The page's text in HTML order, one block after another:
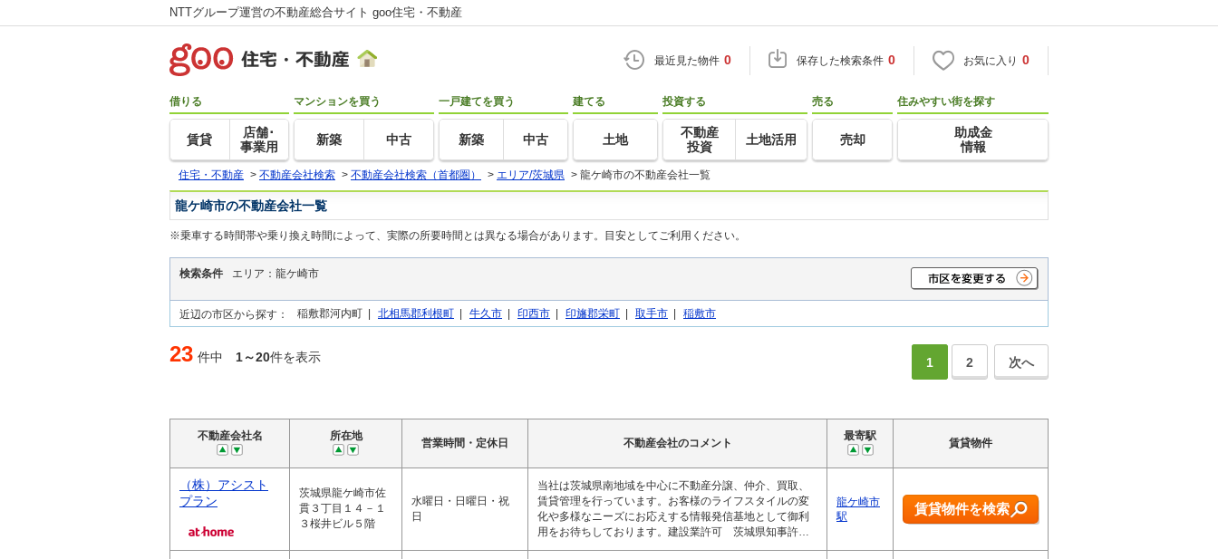
NTTグループ運営の不動産総合サイト goo住宅・不動産
最近見た物件 0 保存した検索条件 0 お気に入り 0
借りる
賃貸
店舗･
事業用
マンションを買う
新築 中古
一戸建てを買う
新築 中古
建てる
土地
投資する
不動産
投資
土地活用
売る
売却
住みやすい街を探す
助成金
情報
住宅・不動産 > 不動産会社検索 > 不動産会社検索（首都圏） > エリア/茨城県 > 龍ケ崎市の不動産会社一覧
龍ケ崎市の不動産会社一覧
※乗車する時間帯や乗り換え時間によって、実際の所要時間とは異なる場合があります。目安としてご利用ください。
検索条件 エリア：龍ケ崎市
近辺の市区から探す： 稲敷郡河内町 | 北相馬郡利根町 | 牛久市 | 印西市 | 印旛郡栄町 | 取手市 | 稲敷市
23 件中 1～20件を表示 1 2 次へ
不動産会社名 所在地
営業時間・定休日 不動産会社のコメント
最寄駅
賃貸物件
（株）アシスト
プラン
茨城県龍ケ崎市佐
貫３丁目１４－１
３桜井ビル５階
水曜日・日曜日・祝
日
当社は茨城県南地域を中心に不動産分譲、仲介、買取、
賃貸管理を行っています。お客様のライフスタイルの変
化や多様なニーズにお応えする情報発信基地として御利
用をお待ちしております。建設業許可 茨城県知事許…
龍ケ崎市
駅
賃貸物件を検索